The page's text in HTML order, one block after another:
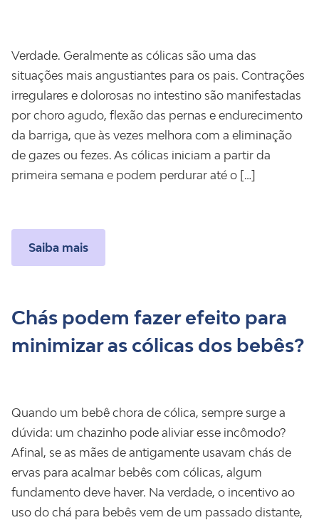
Verdade. Geralmente as cólicas são uma das
situações mais angustiantes para os pais. Contrações
irregulares e dolorosas no intestino são manifestadas
por choro agudo, flexão das pernas e endurecimento
da barriga, que às vezes melhora com a eliminação
de gazes ou fezes. As cólicas iniciam a partir da
primeira semana e podem perdurar até o […]
Saiba mais
Chás podem fazer efeito para
minimizar as cólicas dos bebês?
Quando um bebê chora de cólica, sempre surge a
dúvida: um chazinho pode aliviar esse incômodo?
Afinal, se as mães de antigamente usavam chás de
ervas para acalmar bebês com cólicas, algum
fundamento deve haver. Na verdade, o incentivo ao
uso do chá para bebês vem de um passado distante,